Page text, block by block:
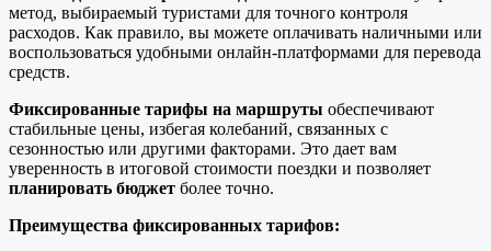
метод, выбираемый туристами для точного контроля
расходов. Как правило, вы можете оплачивать наличными или
воспользоваться удобными онлайн-платформами для перевода
средств.
Фиксированные тарифы на маршруты обеспечивают
стабильные цены, избегая колебаний, связанных с
сезонностью или другими факторами. Это дает вам
уверенность в итоговой стоимости поездки и позволяет
планировать бюджет более точно.
Преимущества фиксированных тарифов: